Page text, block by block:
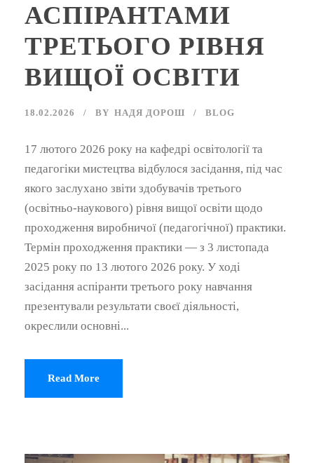
АСПІРАНТАМИ
ТРЕТЬОГО РІВНЯ
ВИЩОЇ ОСВІТИ
18.02.2026 BY НАДЯ ДОРОШ BLOG
17 лютого 2026 року на кафедрі освітології та
педагогіки мистецтва відбулося засідання, під час
якого заслухано звіти здобувачів третього
(освітньо-наукового) рівня вищої освіти щодо
проходження виробничої (педагогічної) практики.
Термін проходження практики — з 3 листопада
2025 року по 13 лютого 2026 року. У ході
засідання аспіранти третього року навчання
презентували результати своєї діяльності,
окреслили основні...
Read More